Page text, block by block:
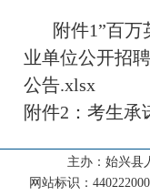
附件1”百万
业单位公开招
公告.xlsx
附件2：考生承
主办：始兴
网站标识：